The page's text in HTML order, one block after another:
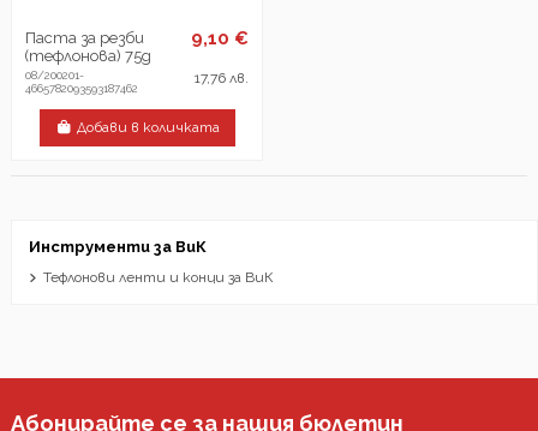
Паста за резби
(тефлонова) 75g
08/200201-
4665782093593187462
9,10 €
17,76 лв.
Добави в количката
Инструменти за ВиК
Тефлонови ленти и конци за ВиК
Абонирайте се за нашия бюлетин